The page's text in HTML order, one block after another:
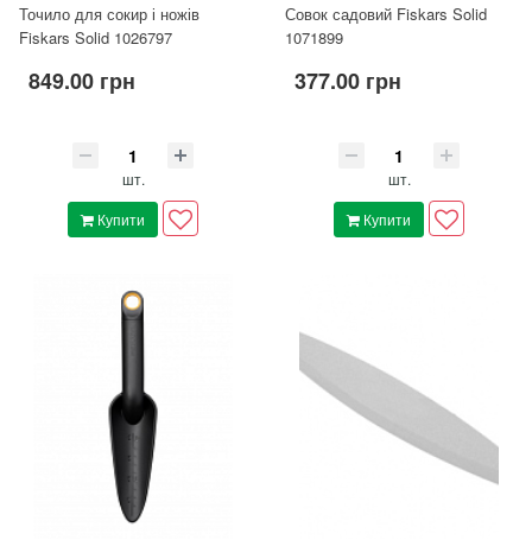
Точило для сокир і ножів
Fiskars Solid 1026797
849.00 грн
шт.
Купити
Совок садовий Fiskars Solid
1071899
377.00 грн
шт.
Купити